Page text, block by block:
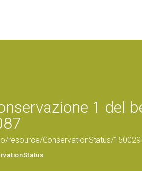
1 del
resource/ConservationStatus/